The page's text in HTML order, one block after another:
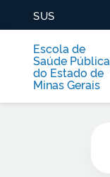
SUS
Escola de
Saúde Pública
do Estado de
Minas Gerais